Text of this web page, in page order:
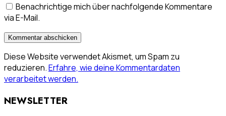
Benachrichtige mich über nachfolgende Kommentare
via E-Mail.
Diese Website verwendet Akismet, um Spam zu
reduzieren.Erfahre, wie deine Kommentardaten
verarbeitet werden.
NEWSLETTER